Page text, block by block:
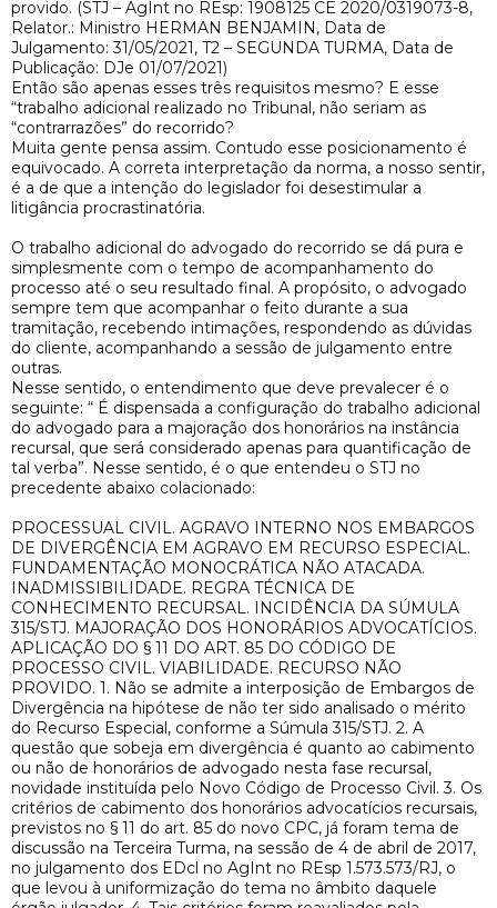
provido. (STJ – AgInt no REsp: 1908125 CE 2020/0319073-8,
Relator.: Ministro HERMAN BENJAMIN, Data de
Julgamento: 31/05/2021, T2 – SEGUNDA TURMA, Data de
Publicação: DJe 01/07/2021)
Então são apenas esses três requisitos mesmo? E esse
“trabalho adicional realizado no Tribunal, não seriam as
“contrarrazões” do recorrido?
Muita gente pensa assim. Contudo esse posicionamento é
equivocado. A correta interpretação da norma, a nosso sentir,
é a de que a intenção do legislador foi desestimular a
litigância procrastinatória.
O trabalho adicional do advogado do recorrido se dá pura e
simplesmente com o tempo de acompanhamento do
processo até o seu resultado final. A propósito, o advogado
sempre tem que acompanhar o feito durante a sua
tramitação, recebendo intimações, respondendo as dúvidas
do cliente, acompanhando a sessão de julgamento entre
outras.
Nesse sentido, o entendimento que deve prevalecer é o
seguinte: “ É dispensada a configuração do trabalho adicional
do advogado para a majoração dos honorários na instância
recursal, que será considerado apenas para quantificação de
tal verba”. Nesse sentido, é o que entendeu o STJ no
precedente abaixo colacionado:
PROCESSUAL CIVIL. AGRAVO INTERNO NOS EMBARGOS
DE DIVERGÊNCIA EM AGRAVO EM RECURSO ESPECIAL.
FUNDAMENTAÇÃO MONOCRÁTICA NÃO ATACADA.
INADMISSIBILIDADE. REGRA TÉCNICA DE
CONHECIMENTO RECURSAL. INCIDÊNCIA DA SÚMULA
315/STJ. MAJORAÇÃO DOS HONORÁRIOS ADVOCATÍCIOS.
APLICAÇÃO DO § 11 DO ART. 85 DO CÓDIGO DE
PROCESSO CIVIL. VIABILIDADE. RECURSO NÃO
PROVIDO. 1. Não se admite a interposição de Embargos de
Divergência na hipótese de não ter sido analisado o mérito
do Recurso Especial, conforme a Súmula 315/STJ. 2. A
questão que sobeja em divergência é quanto ao cabimento
ou não de honorários de advogado nesta fase recursal,
novidade instituída pelo Novo Código de Processo Civil. 3. Os
critérios de cabimento dos honorários advocatícios recursais,
previstos no § 11 do art. 85 do novo CPC, já foram tema de
discussão na Terceira Turma, na sessão de 4 de abril de 2017,
no julgamento dos EDcl no AgInt no REsp 1.573.573/RJ, o
que levou à uniformização do tema no âmbito daquele